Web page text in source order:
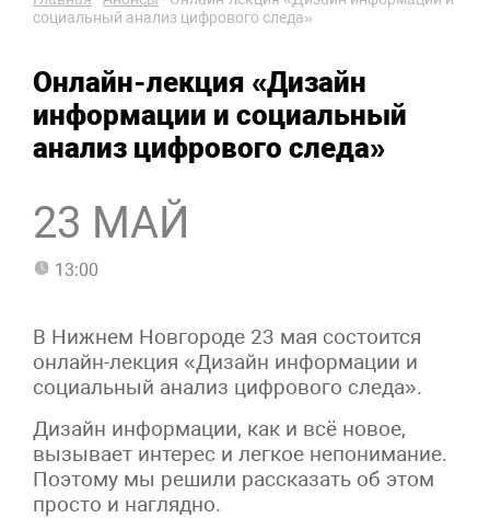
социальный анализ цифрового следа»
Онлайн-лекция «Дизайн
информации и социальный
анализ цифрового следа»
23 МАЙ
13:00
В Нижнем Новгороде 23 мая состоится
онлайн-лекция «Дизайн информации и
социальный анализ цифрового следа».
Дизайн информации, как и всё новое,
вызывает интерес и легкое непонимание.
Поэтому мы решили рассказать об этом
просто и наглядно.